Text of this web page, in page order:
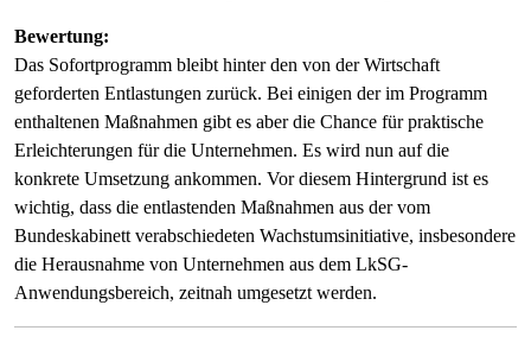
Bewertung:
Das Sofortprogramm bleibt hinter den von der Wirtschaft
geforderten Entlastungen zurück. Bei einigen der im Programm
enthaltenen Maßnahmen gibt es aber die Chance für praktische
Erleichterungen für die Unternehmen. Es wird nun auf die
konkrete Umsetzung ankommen. Vor diesem Hintergrund ist es
wichtig, dass die entlastenden Maßnahmen aus der vom
Bundeskabinett verabschiedeten Wachstumsinitiative, insbesondere
die Herausnahme von Unternehmen aus dem LkSG-
Anwendungsbereich, zeitnah umgesetzt werden.